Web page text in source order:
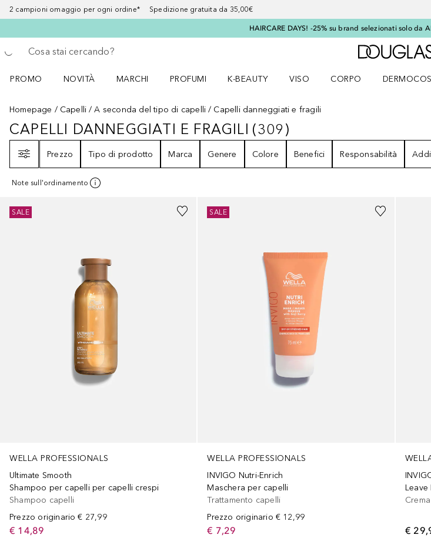
2 campioni omaggio per ogni ordine* Spedizione gratuita da 35,00€
HAIRCARE DAYS! -25% su brand selezionati solo da
Torna indietro
Esegui ricerca
PROMO
NOVITÀ
MARCHI
PROFUMI
K-BEAUTY
VISO
CORPO
Homepage Capelli A seconda del tipo di capelli Capelli danneggiati e fragili
CAPELLI DANNEGGIATI E FRAGILI309RISULTATI
CAPELLI DANNEGGIATI E FRAGILI (309 )
Prezzo
Tipo di prodotto Marca Genere Colore Benefici Responsabilità
Note sull'ordinamento
WELLA PROFESSIONALS
Ultimate Smooth
Shampoo per capelli per capelli crespi
Shampoo capelli
Prezzo originario € 27,99
€ 14,89
SALE
WELLA PROFESSIONALS
INVIGO Nutri-Enrich
Maschera per capelli
Trattamento capelli
Prezzo originario € 12,99
€ 7,29
SALE
Leave
€